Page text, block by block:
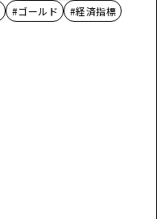
#ゴールド #経済指標